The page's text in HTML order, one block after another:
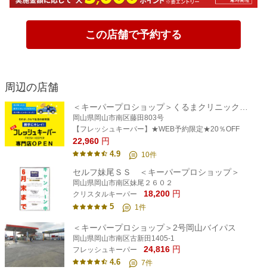
この店舗で予約する
周辺の店舗
岡山県岡山市南区藤田803号
【フレッシュキーパー】★WEB予約限定★20％OFF
22,960 円
4.9 10件
セルフ妹尾ＳＳ ＜キーパープロショップ＞
岡山県岡山市南区妹尾２６０２
クリスタルキーパー
18,200 円
5 1件
＜キーパープロショップ＞2号岡山バイパス
岡山県岡山市南区古新田1405-1
フレッシュキーパー
24,816 円
4.6 7件